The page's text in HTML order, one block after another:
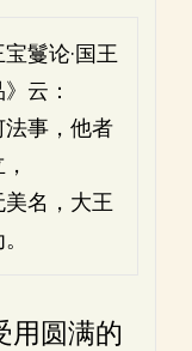
宝鬘论·国王
云：
事，他者
名，大王
用圆满的